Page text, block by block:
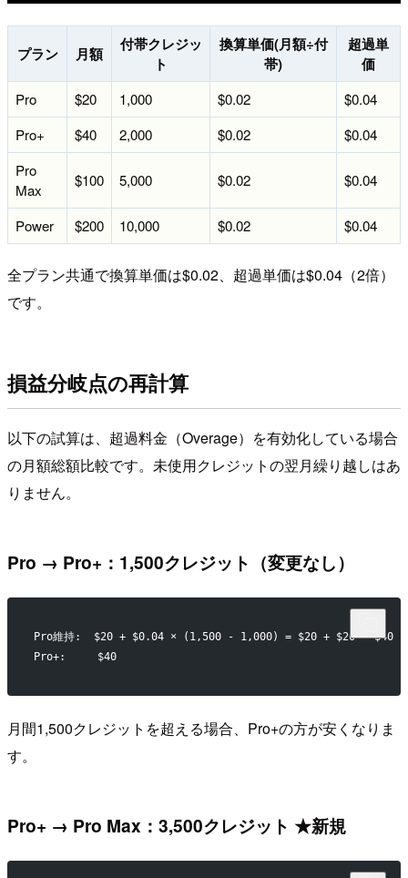
プラン 月額
付帯クレジッ
ト
換算単価(月額÷付
帯)
超過単
価
Pro $20 1,000 $0.02
$0.04
Pro+
$40 2,000 $0.02
$0.04
Pro
Max
$100 5,000 $0.02 $0.04
Power $200 10,000 $0.02 $0.04
全プラン共通で換算単価は$0.02、超過単価は$0.04（2倍）
です。
損益分岐点の再計算
以下の試算は、超過料金（Overage）を有効化している場合
の月額総額比較です。未使用クレジットの翌月繰り越しはあ
りません。
Pro → Pro+：1,500クレジット（変更なし）
Pro維持:  $20 + $0.04 × (1,500 - 1,000) = $20 + $20 = $40
Pro+:     $40
月間1,500クレジットを超える場合、Pro+の方が安くなりま
す。
Pro+ → Pro Max：3,500クレジット ★新規